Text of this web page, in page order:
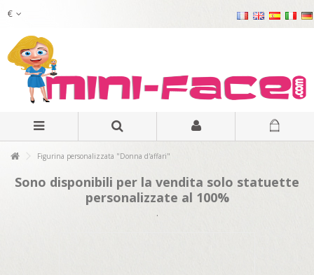
€
Figurina personalizzata "Donna d'affari"
Sono disponibili per la vendita solo statuette
personalizzate al 100%
.